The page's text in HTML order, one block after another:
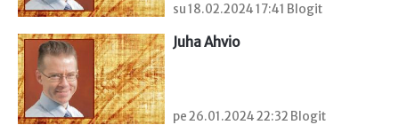
su 18.02.2024 17:41 Blogit
Juha Ahvio
pe 26.01.2024 22:32 Blogit